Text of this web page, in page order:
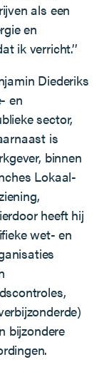
als een
en
ik verricht.’’
Diederiks
en
sector,
is
binnen
Lokaal-
heeft hij
wet- en
bijzondere